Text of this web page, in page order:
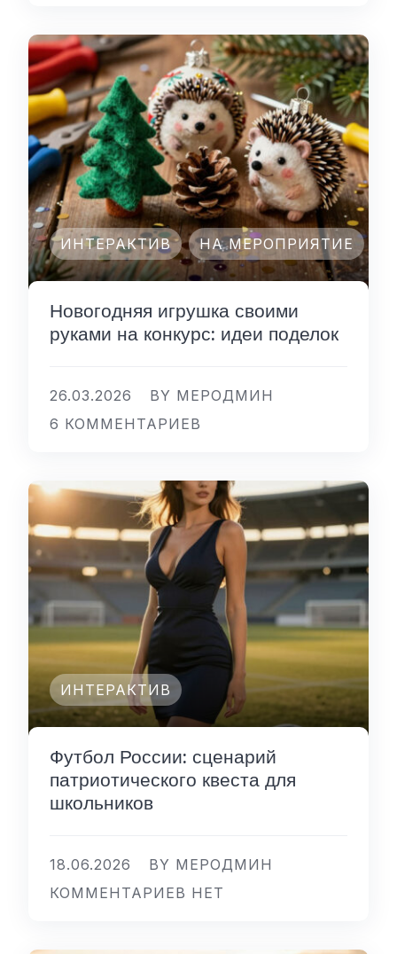
ИНТЕРАКТИВ НА МЕРОПРИЯТИЕ
Новогодняя игрушка своими
руками на конкурс: идеи поделок
26.03.2026
BY МЕРОДМИН
6 КОММЕНТАРИЕВ
ИНТЕРАКТИВ
Футбол России: сценарий
патриотического квеста для
школьников
18.06.2026
BY МЕРОДМИН
КОММЕНТАРИЕВ НЕТ